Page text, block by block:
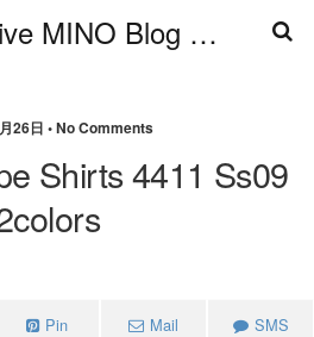
wjk Exclusive MINO Blog ブログ
26日 • No Comments
Shirts 4411 Ss09
Pin Mail SMS